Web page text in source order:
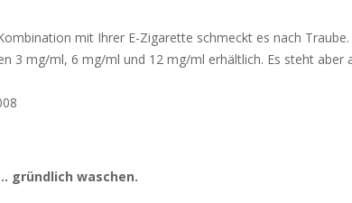
mit Ihrer E-Zigarette schmeckt es nach
3 mg/ml, 6 mg/ml und 12 mg/ml erhältlich. Es steht aber
gründlich waschen.